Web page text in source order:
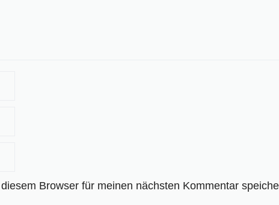
Browser für meinen nächsten Kommentar